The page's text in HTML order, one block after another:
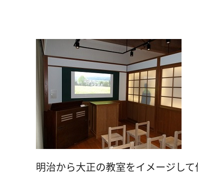
明治から大正の教室をイメージし